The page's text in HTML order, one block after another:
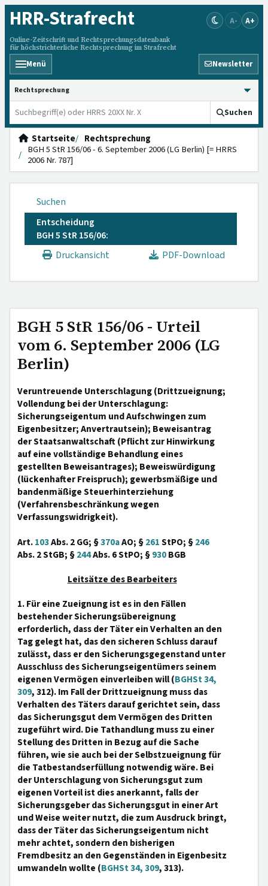
HRR-Strafrecht
Online-Zeitschrift und Rechtsprechungsdatenbank
für höchstrichterliche Rechtsprechung im Strafrecht
A- A+
Menü Newsletter
HRRS durchsuchen
Suchen
Startseite
Rechtsprechung
BGH 5 StR 156/06 - 6. September 2006 (LG Berlin) [= HRRS
2006 Nr. 787]
Suchen
Entscheidung
BGH 5 StR 156/06:
Druckansicht
PDF-Download
BGH 5 StR 156/06 - Urteil
vom 6. September 2006 (LG
Berlin)
Veruntreuende Unterschlagung (Drittzueignung;
Vollendung bei der Unterschlagung:
Sicherungseigentum und Aufschwingen zum
Eigenbesitzer; Anvertrautsein); Beweisantrag
der Staatsanwaltschaft (Pflicht zur Hinwirkung
auf eine vollständige Behandlung eines
gestellten Beweisantrages); Beweiswürdigung
(lückenhafter Freispruch); gewerbsmäßige und
bandenmäßige Steuerhinterziehung
(Verfahrensbeschränkung wegen
Verfassungswidrigkeit).
Art.103Abs. 2 GG; §370aAO; §261StPO; §246
Abs. 2 StGB; §244Abs. 6 StPO; §930BGB
Leitsätze des Bearbeiters
1. Für eine Zueignung ist es in den Fällen
bestehender Sicherungsübereignung
erforderlich, dass der Täter ein Verhalten an den
Tag gelegt hat, das den sicheren Schluss darauf
zulässt, dass er den Sicherungsgegenstand unter
Ausschluss des Sicherungseigentümers seinem
eigenen Vermögen einverleiben will (BGHSt 34,
309, 312). Im Fall der Drittzueignung muss das
Verhalten des Täters darauf gerichtet sein, dass
das Sicherungsgut dem Vermögen des Dritten
zugeführt wird. Die Tathandlung muss zu einer
Stellung des Dritten in Bezug auf die Sache
führen, wie sie auch bei der Selbstzueignung für
die Tatbestandserfüllung notwendig wäre. Bei
der Unterschlagung von Sicherungsgut zum
eigenen Vorteil ist dies anerkannt, falls der
Sicherungsgeber das Sicherungsgut in einer Art
und Weise weiter nutzt, die zum Ausdruck bringt,
dass der Täter das Sicherungseigentum nicht
mehr achtet, sondern den bisherigen
Fremdbesitz an den Gegenständen in Eigenbesitz
umwandeln wollte (BGHSt 34, 309, 313).